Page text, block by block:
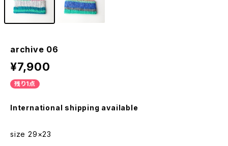
archive 06
¥7,900
残り1点
International shipping available
size 29×23